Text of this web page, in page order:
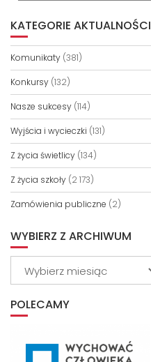
KATEGORIE AKTUALNOŚCI
Komunikaty (381)
Konkursy (132)
Nasze sukcesy (114)
Wyjścia i wycieczki (131)
Z życia świetlicy (134)
Z życia szkoły (2 173)
Zamówienia publiczne (2)
WYBIERZ Z ARCHIWUM
POLECAMY